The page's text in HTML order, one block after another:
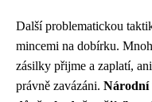
Další problematickou
mincemi na dobírku.
zásilky přijme a zaplatí,
právně zavázáni. Národní